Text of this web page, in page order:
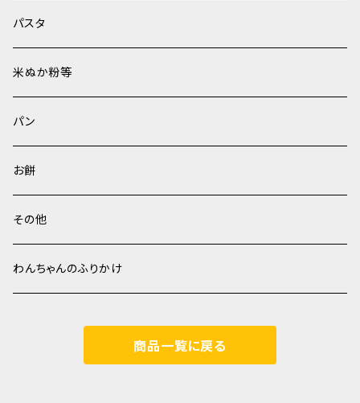
白米
玄米
パスタ
米ぬか粉等
パン
お餅
その他
わんちゃんのふりかけ
商品一覧に戻る